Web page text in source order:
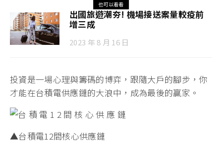
也可以看看
出國旅遊潮夯! 機場接送案量較疫前
增三成
2023 年 8 月 16 日
投資是一場心理與籌碼的博弈，跟隨大戶的腳步，你
才能在台積電供應鏈的大浪中，成為最後的贏家。
▲台積電12間核心供應鏈